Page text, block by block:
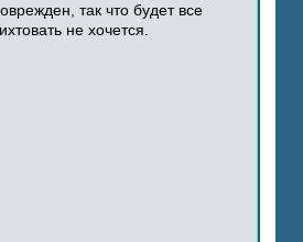
так что будет все
не хочется.